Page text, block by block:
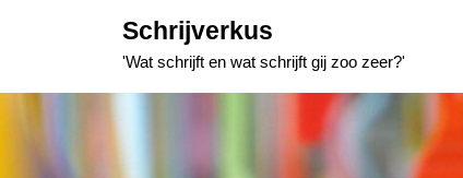
Schrijverkus
'Wat schrijft en wat schrijft gij zoo zeer?'